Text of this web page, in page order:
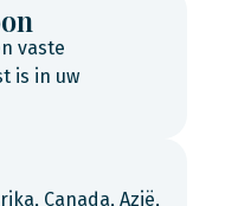
vaste
is in uw
Canada, Azië,